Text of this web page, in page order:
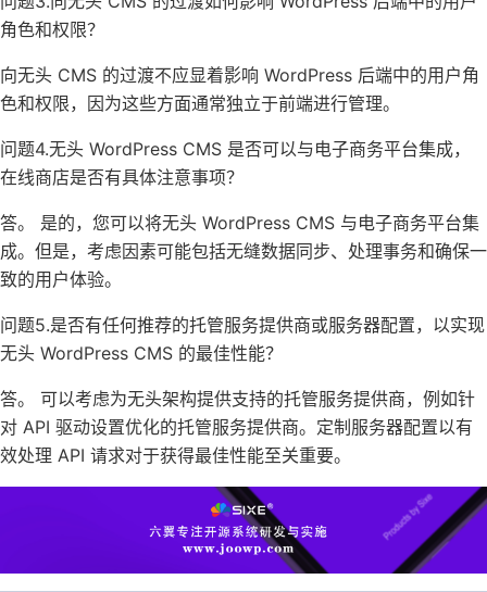
角色和权限？
向无头 CMS 的过渡不应显着影响 WordPress 后端中的用户角
色和权限，因为这些方面通常独立于前端进行管理。
问题4.无头 WordPress CMS 是否可以与电子商务平台集成，
在线商店是否有具体注意事项？
答。
是的，您可以将无头 WordPress CMS 与电子商务平台集
成。但是，考虑因素可能包括无缝数据同步、处理事务和确保一
致的用户体验。
问题5.是否有任何推荐的托管服务提供商或服务器配置，以实现
无头 WordPress CMS 的最佳性能？
答。
可以考虑为无头架构提供支持的托管服务提供商，例如针
对 API 驱动设置优化的托管服务提供商。定制服务器配置以有
效处理 API 请求对于获得最佳性能至关重要。